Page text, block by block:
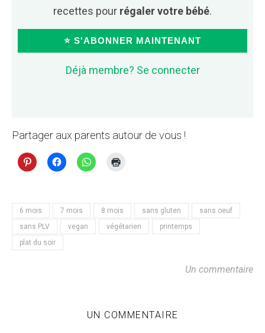
recettes pour régaler votre bébé.
⭐ S'ABONNER MAINTENANT
Déjà membre? Se connecter
Partager aux parents autour de vous !
6 mois 7 mois 8 mois sans gluten
sans oeuf
sans PLV
vegan végétarien
printemps
plat du soir
Un commentaire
UN COMMENTAIRE